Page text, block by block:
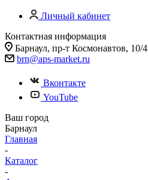
Личный кабинет
Контактная информация
Барнаул, пр-т Космонавтов, 10/4
brn@aps-market.ru
Вконтакте
YouTube
Ваш город
Барнаул
Главная
-
Каталог
-